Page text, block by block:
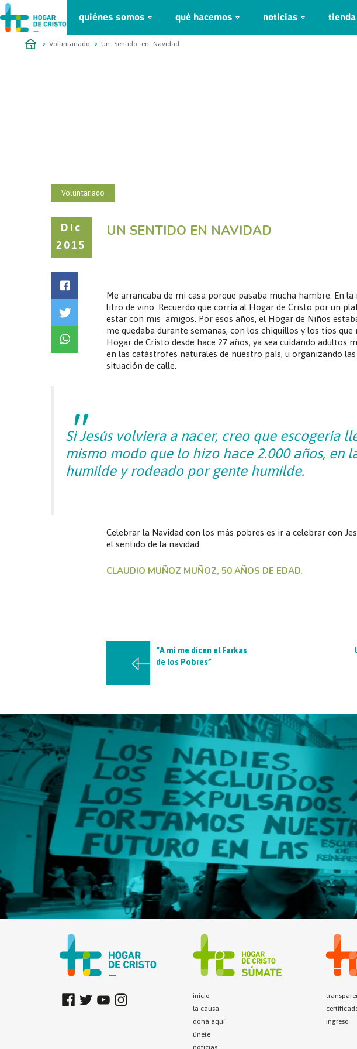
quiénes somos qué hacemos noticias
займ онлайн без проверок
Voluntariado Un Sentido en Navidad
Voluntariado
Dic
2015
UN SENTIDO EN NAVIDAD
Me arrancaba de mi casa porque pasaba mucha hambre. En
litro de vino. Recuerdo que corría al Hogar de Cristo por un
estar con mis amigos. Por esos años, el Hogar de Niños
me quedaba durante semanas, con los chiquillos y los tíos
Hogar de Cristo desde hace 27 años, ya sea cuidando adultos
en las catástrofes naturales de nuestro país, u organizando
situación de calle.
Si Jesús volviera a nacer, creo que escogería
mismo modo que lo hizo hace 2.000 años, en
humilde y rodeado por gente humilde.
Celebrar la Navidad con los más pobres es ir a celebrar con
el sentido de la navidad.
CLAUDIO MUÑOZ MUÑOZ, 50 AÑOS DE EDAD.
“A mí me dicen el Farkas
de los Pobres”
inicio
la causa
dona aquí
únete
noticias
ingreso